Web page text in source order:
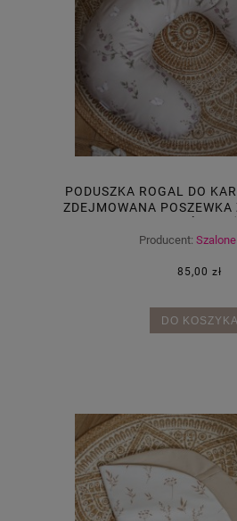
PODUSZKA ROGAL DO
ZDEJMOWANA POSZEWKA
Producent:
85,00 zł
DO KOSZYKA